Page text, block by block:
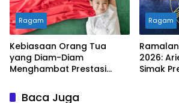
Ragam
Kebiasaan Orang Tua
yang Diam-Diam
Menghambat Prestasi
Ragam
2026:
Simak
Baca Juga